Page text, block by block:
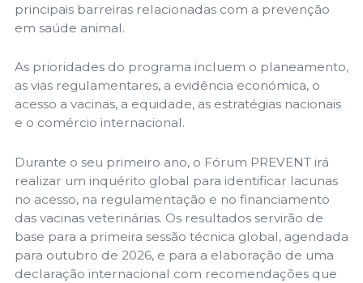
principais barreiras relacionadas com a prevenção
em saúde animal.
As prioridades do programa incluem o planeamento,
as vias regulamentares, a evidência económica, o
acesso a vacinas, a equidade, as estratégias nacionais
e o comércio internacional.
Durante o seu primeiro ano, o Fórum PREVENT irá
realizar um inquérito global para identificar lacunas
no acesso, na regulamentação e no financiamento
das vacinas veterinárias. Os resultados servirão de
base para a primeira sessão técnica global, agendada
para outubro de 2026, e para a elaboração de uma
declaração internacional com recomendações que